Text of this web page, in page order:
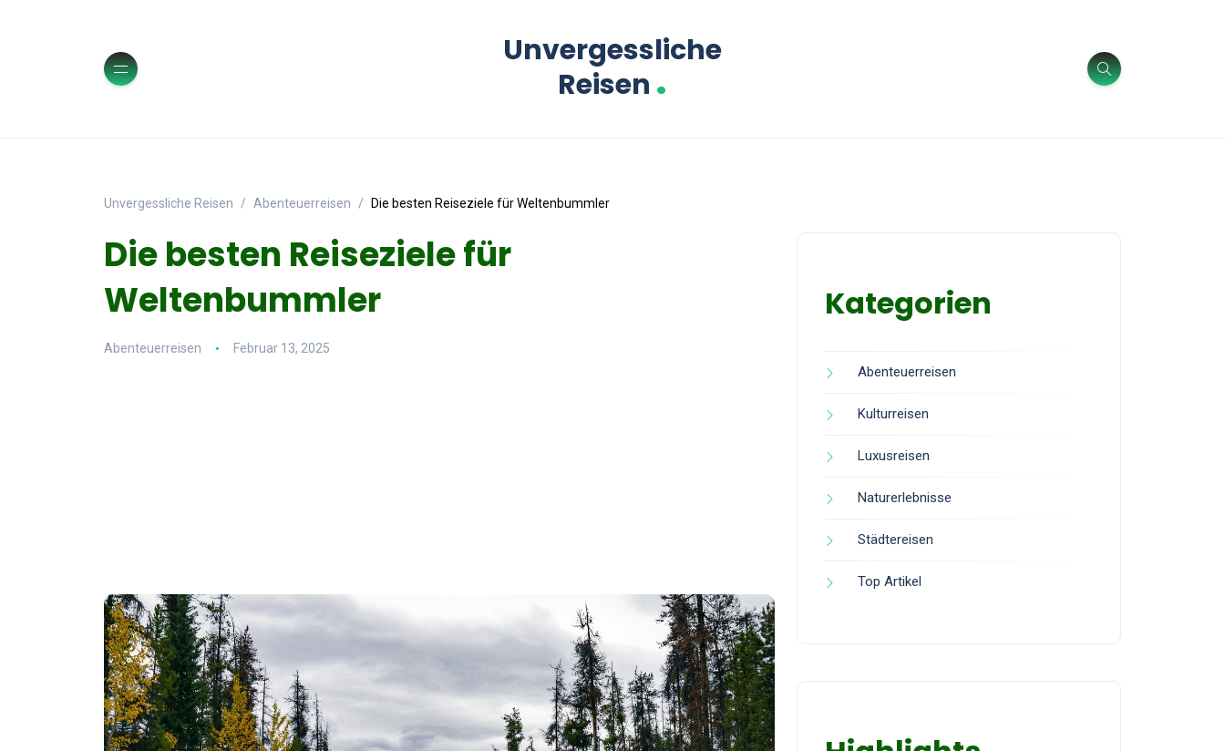
Unvergessliche
Reisen .
Unvergessliche Reisen Abenteuerreisen Die besten Reiseziele für Weltenbummler
Die besten Reiseziele für
Weltenbummler
Abenteuerreisen Februar 13, 2025
Kategorien
Abenteuerreisen
Kulturreisen
Luxusreisen
Naturerlebnisse
Städtereisen
Top Artikel